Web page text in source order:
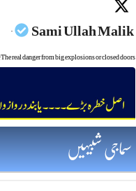
Sami Ullah Malik
·
The real danger from big explosions or closed doors?
سماجی شبیہیں